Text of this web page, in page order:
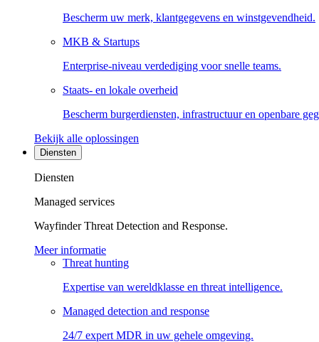
Bescherm uw merk, klantgegevens en winstgevendheid.
MKB & Startups
Enterprise-niveau verdediging voor snelle teams.
Staats- en lokale overheid
Bescherm burgerdiensten, infrastructuur en openbare
Bekijk alle oplossingen
Diensten
Diensten
Managed services
Wayfinder Threat Detection and Response.
Meer informatie
Threat hunting
Expertise van wereldklasse en threat intelligence.
Managed detection and response
24/7 expert MDR in uw gehele omgeving.